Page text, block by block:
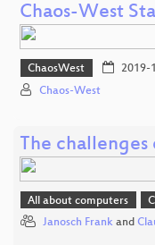
Chaos-West
ChaosWest 2019-
Chaos-West
The
All about computers
Janosch Frank and